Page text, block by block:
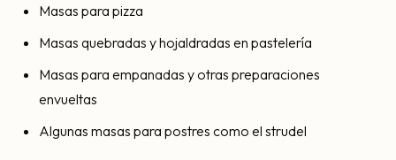
Masas para pizza
Masas quebradas y hojaldradas en pastelería
Masas para empanadas y otras preparaciones
envueltas
Algunas masas para postres como el strudel